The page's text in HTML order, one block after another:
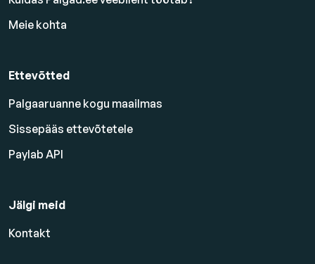
Meie kohta
Ettevõtted
Palgaaruanne kogu maailmas
Sissepääs ettevõtetele
Paylab API
Jälgi meid
Kontakt